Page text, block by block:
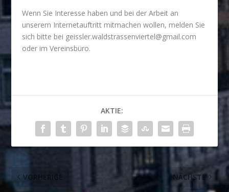
Wenn Sie Interesse haben und bei der Arbeit an
unserem Internetauftritt mitmachen wollen, melden Sie
sich bitte bei geissler.waldstrassenviertel@gmail.com
oder im Vereinsbüro.
AKTIE:
VORHERIGE NÄCHSTE